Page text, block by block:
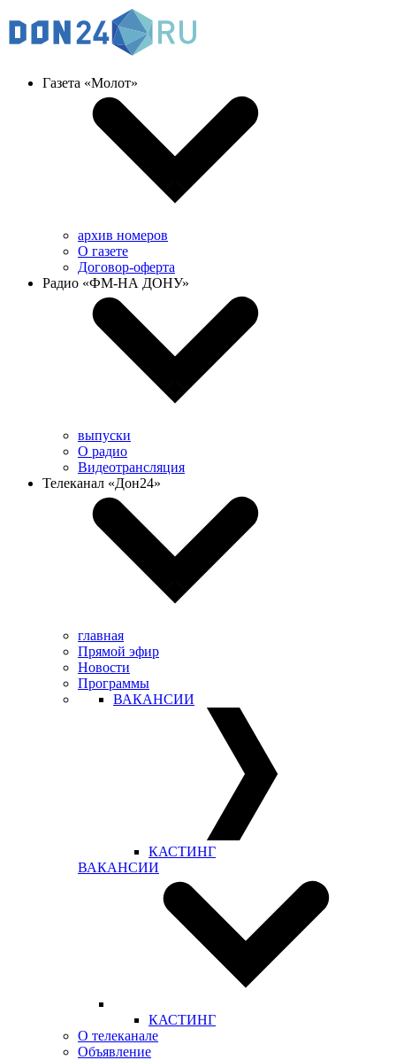
Газета «Молот»
архив номеров
О газете
Договор-оферта
Радио «ФМ-НА ДОНУ»
выпуски
О радио
Видеотрансляция
Телеканал «Дон24»
главная
Прямой эфир
Новости
Программы
ВАКАНСИИ
КАСТИНГ
ВАКАНСИИ
КАСТИНГ
О телеканале
Объявление